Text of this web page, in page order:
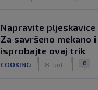
Napravite
Za savršeno mekano
isprobajte ovaj trik
COOKING 8. kol. 0